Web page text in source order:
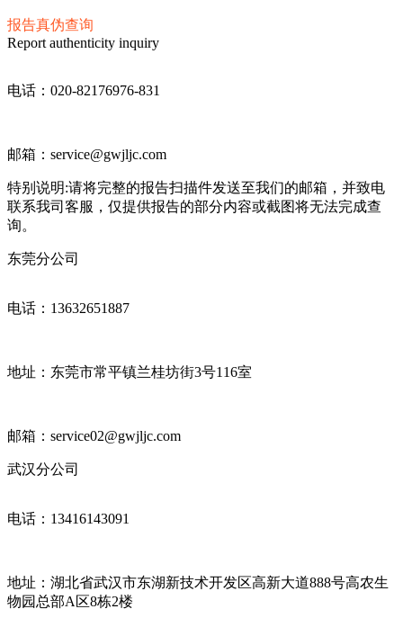
报告真伪查询
Report authenticity inquiry
电话：020-82176976-831
邮箱：service@gwjljc.com
特别说明:请将完整的报告扫描件发送至我们的邮箱，并致电
联系我司客服，仅提供报告的部分内容或截图将无法完成查
询。
东莞分公司
电话：13632651887
地址：东莞市常平镇兰桂坊街3号116室
邮箱：service02@gwjljc.com
武汉分公司
电话：13416143091
地址：湖北省武汉市东湖新技术开发区高新大道888号高农生
物园总部A区8栋2楼